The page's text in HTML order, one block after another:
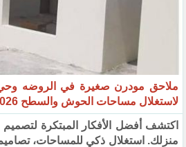
ملاحق مودرن صغيرة في الروضه وحي
لاستغلال مساحات الحوش والسطح 2026
اكتشف أفضل الأفكار المبتكرة
منزلك. استغلال ذكي للمساحات،